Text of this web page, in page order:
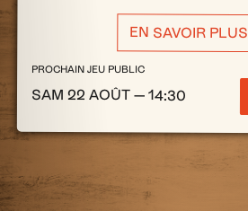
EN SAVOIR PLUS
PROCHAIN JEU PUBLIC
SAM 22 AOÛT — 14:30